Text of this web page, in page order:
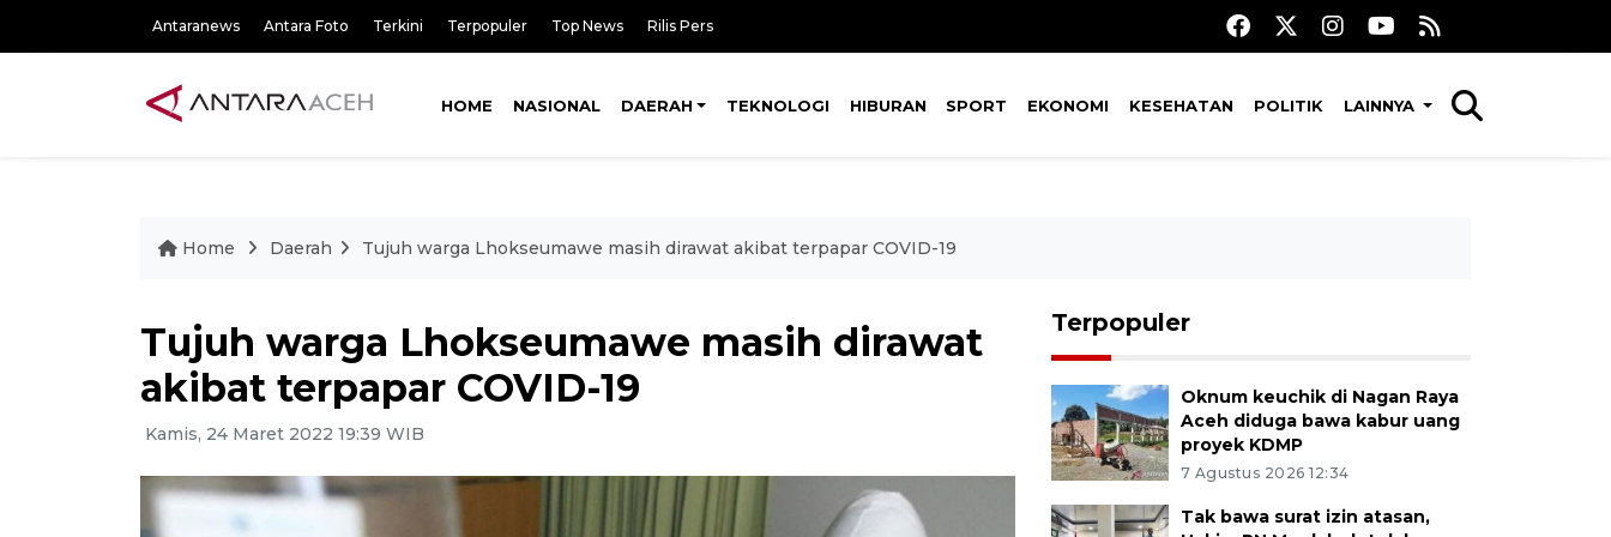
Antaranews Antara Foto Terkini Terpopuler Top News Rilis Pers
HOME NASIONAL DAERAH TEKNOLOGI HIBURAN SPORT EKONOMI KESEHATAN POLITIK LAINNYA
Home Daerah Tujuh warga Lhokseumawe masih dirawat akibat terpapar COVID-19
Tujuh warga Lhokseumawe masih dirawat
akibat terpapar COVID-19
Kamis, 24 Maret 2022 19:39 WIB
Terpopuler
Oknum keuchik di Nagan Raya
Aceh diduga bawa kabur uang
proyek KDMP
7 Agustus 2026 12:34
Tak bawa surat izin atasan,